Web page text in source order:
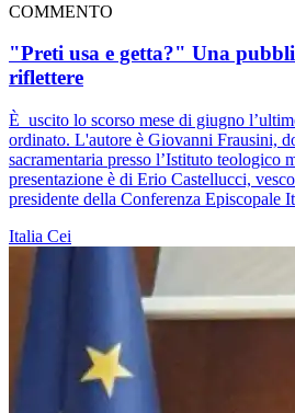
COMMENTO
"Preti usa e getta?" Una
riflettere
È uscito lo scorso mese di giugno
ordinato. L'autore è Giovanni Frausini,
sacramentaria presso l’Istituto teologico
presentazione è di Erio Castellucci,
presidente della Conferenza Episcopale
Italia Cei